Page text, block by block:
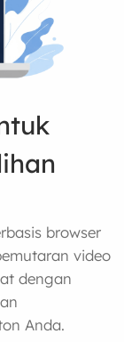
browser
video
dengan
Anda.